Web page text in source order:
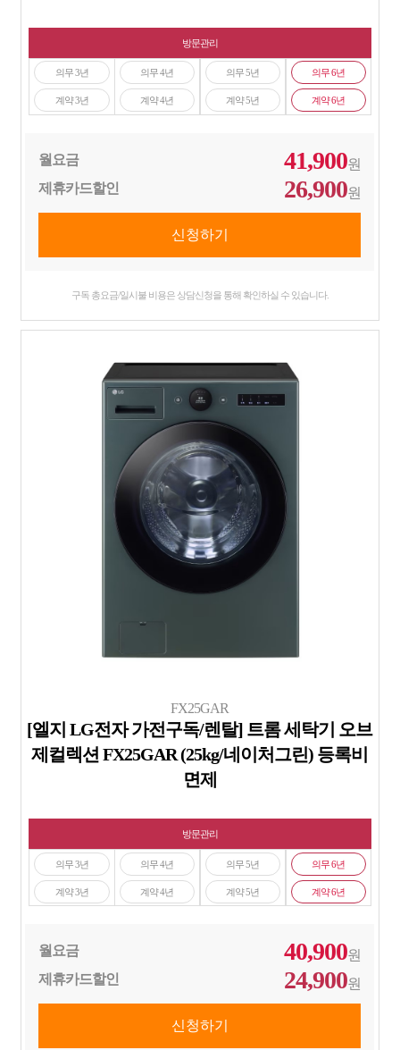
방문관리
의무 3년
계약 3년
의무 4년
계약 4년
의무 5년
계약 5년
의무 6년
계약 6년
월요금 41,900원
제휴카드할인
26,900원
구독 총요금/일시불 비용은 상담신청을 통해 확인하실 수 있습니다.
FX25GAR
[엘지 LG전자 가전구독/렌탈] 트롬 세탁기 오브
제컬렉션 FX25GAR (25kg/네이처그린) 등록비
면제
방문관리
의무 3년
계약 3년
의무 4년
계약 4년
의무 5년
계약 5년
의무 6년
계약 6년
월요금 40,900원
제휴카드할인
24,900원